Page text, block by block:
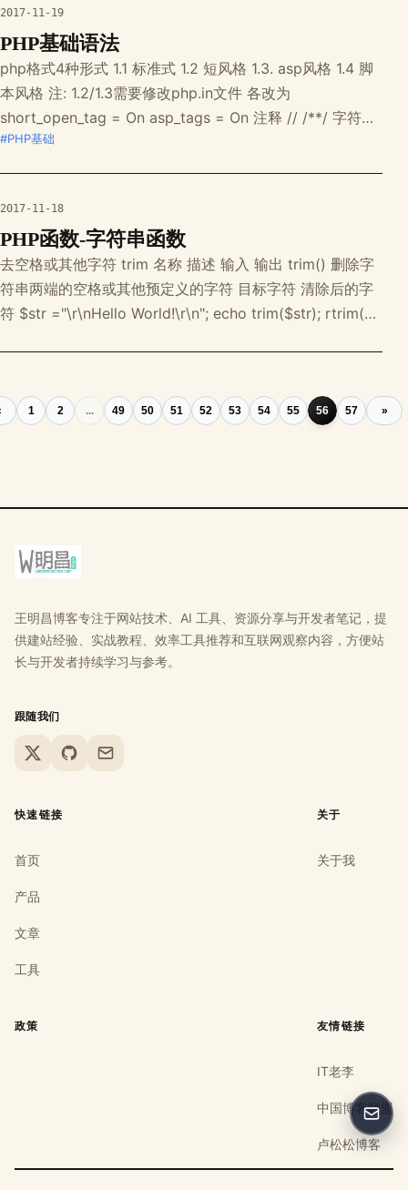
2017-11-19
PHP基础语法
php格式4种形式 1.1 标准式 1.2 短风格 1.3. asp风格 1.4 脚
本风格 注: 1.2/1.3需要修改php.in文件 各改为
short_open_tag = On asp_tags = On 注释 // /**/ 字符集
header("content-type:text/html;charset=utf-8"); 路径 ./
#PHP基础
2017-11-18
PHP函数-字符串函数
去空格或其他字符 trim 名称 描述 输入 输出 trim() 删除字
符串两端的空格或其他预定义的字符 目标字符 清除后的字
符 $str ="\r\nHello World!\r\n"; echo trim($str); rtrim(别
1 2 ... 49 50 51 52 53 54 55 56 57 »
王明昌博客专注于网站技术、AI 工具、资源分享与开发者笔记，提
供建站经验、实战教程、效率工具推荐和互联网观察内容，方便站
长与开发者持续学习与参考。
跟随我们
X GitHubEmail
快速链接
首页
产品
文章
工具
关于
关于我
政策 友情链接
IT老李
中国博客联盟
卢松松博客
反馈